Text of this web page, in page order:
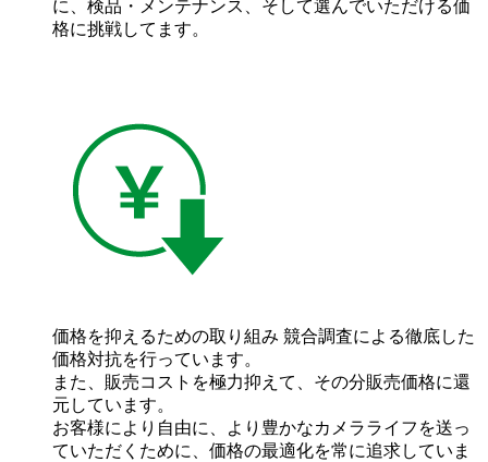
に、検品・メンテナンス、そして選んでいただける価
格に挑戦してます。
価格を抑えるための取り組み 競合調査による徹底した
価格対抗を行っています。
また、販売コストを極力抑えて、その分販売価格に還
元しています。
お客様により自由に、より豊かなカメラライフを送っ
ていただくために、価格の最適化を常に追求していま